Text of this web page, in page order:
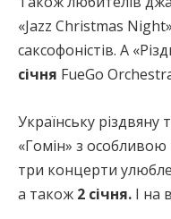
«Jazz Christmas
саксофоністів. А
січня FueGo
Українську
«Гомін» з
три концерти
а також 2 січня. І на